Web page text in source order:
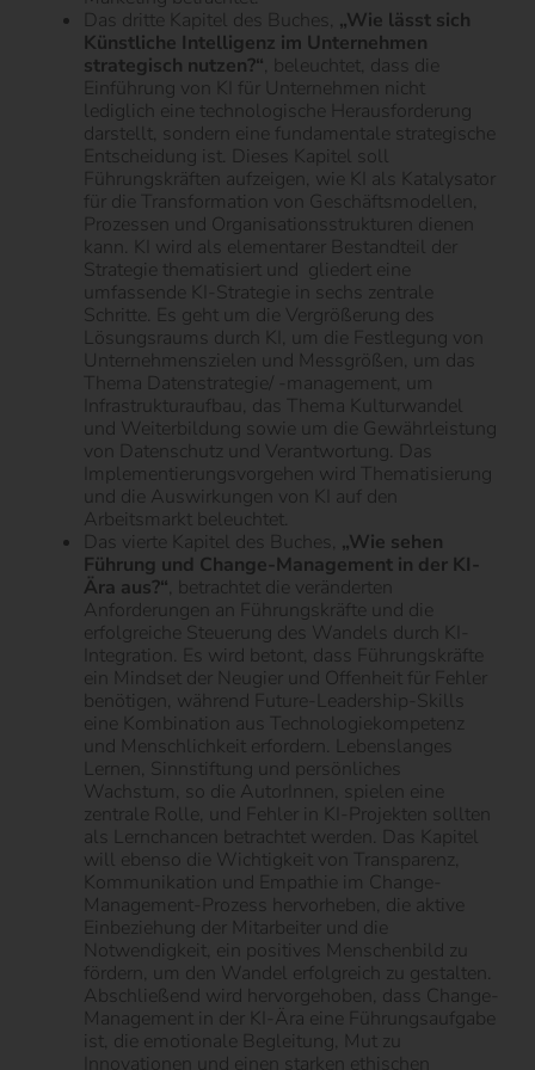
Das dritte Kapitel des Buches, „Wie lässt sich
Künstliche Intelligenz im Unternehmen
strategisch nutzen?“, beleuchtet, dass die
Einführung von KI für Unternehmen nicht
lediglich eine technologische Herausforderung
darstellt, sondern eine fundamentale strategische
Entscheidung ist. Dieses Kapitel soll
Führungskräften aufzeigen, wie KI als Katalysator
für die Transformation von Geschäftsmodellen,
Prozessen und Organisationsstrukturen dienen
kann. KI wird als elementarer Bestandteil der
Strategie thematisiert und gliedert eine
umfassende KI-Strategie in sechs zentrale
Schritte. Es geht um die Vergrößerung des
Lösungsraums durch KI, um die Festlegung von
Unternehmenszielen und Messgrößen, um das
Thema Datenstrategie/ -management, um
Infrastrukturaufbau, das Thema Kulturwandel
und Weiterbildung sowie um die Gewährleistung
von Datenschutz und Verantwortung. Das
Implementierungsvorgehen wird Thematisierung
und die Auswirkungen von KI auf den
Arbeitsmarkt beleuchtet.
Das vierte Kapitel des Buches, „Wie sehen
Führung und Change-Management in der KI-
Ära aus?“, betrachtet die veränderten
Anforderungen an Führungskräfte und die
erfolgreiche Steuerung des Wandels durch KI-
Integration. Es wird betont, dass Führungskräfte
ein Mindset der Neugier und Offenheit für Fehler
benötigen, während Future-Leadership-Skills
eine Kombination aus Technologiekompetenz
und Menschlichkeit erfordern. Lebenslanges
Lernen, Sinnstiftung und persönliches
Wachstum, so die AutorInnen, spielen eine
zentrale Rolle, und Fehler in KI-Projekten sollten
als Lernchancen betrachtet werden. Das Kapitel
will ebenso die Wichtigkeit von Transparenz,
Kommunikation und Empathie im Change-
Management-Prozess hervorheben, die aktive
Einbeziehung der Mitarbeiter und die
Notwendigkeit, ein positives Menschenbild zu
fördern, um den Wandel erfolgreich zu gestalten.
Abschließend wird hervorgehoben, dass Change-
Management in der KI-Ära eine Führungsaufgabe
ist, die emotionale Begleitung, Mut zu
Innovationen und einen starken ethischen